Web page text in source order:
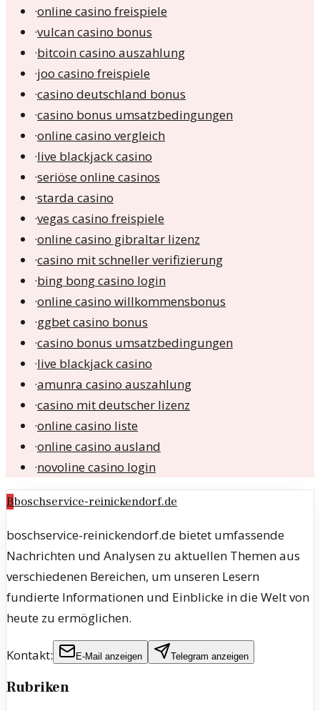
·online casino freispiele
·vulcan casino bonus
·bitcoin casino auszahlung
·joo casino freispiele
·casino deutschland bonus
·casino bonus umsatzbedingungen
·online casino vergleich
·live blackjack casino
·seriöse online casinos
·starda casino
·vegas casino freispiele
·online casino gibraltar lizenz
·casino mit schneller verifizierung
·bing bong casino login
·online casino willkommensbonus
·ggbet casino bonus
·casino bonus umsatzbedingungen
·live blackjack casino
·amunra casino auszahlung
·casino mit deutscher lizenz
·online casino liste
·online casino ausland
·novoline casino login
Bboschservice-reinickendorf.de
boschservice-reinickendorf.de bietet umfassende
Nachrichten und Analysen zu aktuellen Themen aus
verschiedenen Bereichen, um unseren Lesern
fundierte Informationen und Einblicke in die Welt von
heute zu ermöglichen.
Kontakt: E-Mail anzeigen Telegram anzeigen
Rubriken